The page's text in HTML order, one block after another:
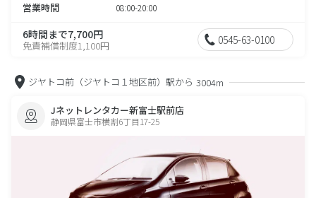
営業時間 08:00-20:00
6時間まで7,700円
免責補償制度1,100円 0545-63-0100
ジヤトコ前（ジヤトコ１地区前）駅から 3004m
Jネットレンタカー新富士駅前店
静岡県富士市横割6丁目17-25